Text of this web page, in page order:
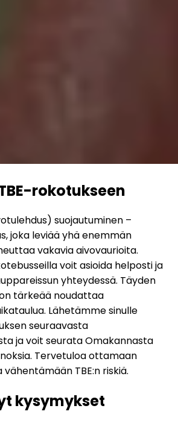
rokotukseen
suojautuminen –
joka leviää yhä enemmän
vakavia aivovaurioita.
voit asioida helposti ja
yhteydessä. Täyden
tärkeää noudattaa
Lähetämme sinulle
seuraavasta
ja voit seurata Omakannasta
Tervetuloa ottamaan
TBE:n riskiä.
kysymykset